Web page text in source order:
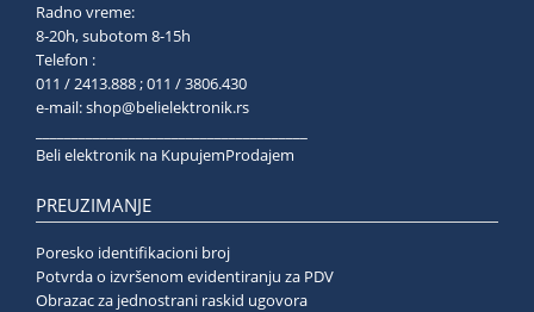
Radno vreme:
8-20h, subotom 8-15h
Telefon :
011 / 2413.888 ; 011 / 3806.430
e-mail:shop@belielektronik.rs
Beli elektronik na KupujemProdajem
PREUZIMANJE
Poresko identifikacioni broj
Potvrda o izvršenom evidentiranju za PDV
Obrazac za jednostrani raskid ugovora